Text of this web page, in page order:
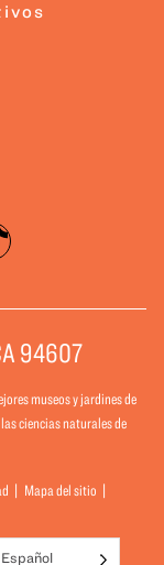
94607
museos y jardines de
ciencias naturales de
Mapa del sitio
Español